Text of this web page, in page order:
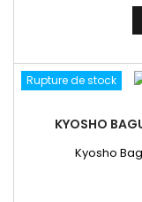
Rupture de stock
KYOSHO
Kyosho